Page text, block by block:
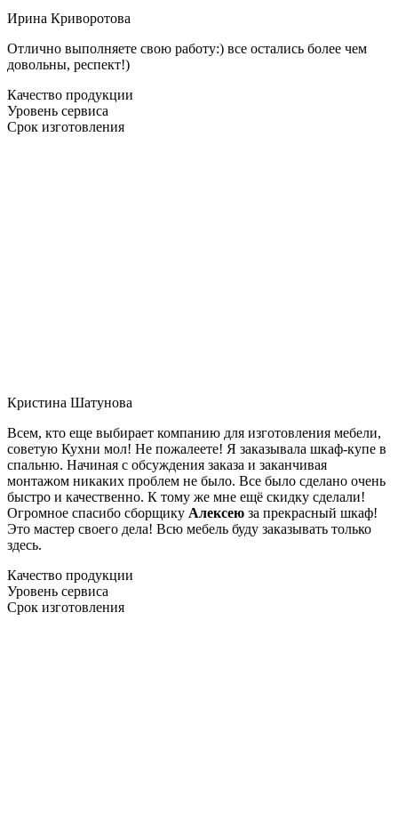
Ирина Криворотова
Отлично выполняете свою работу:) все остались более чем
довольны, респект!)
Качество продукции
Уровень сервиса
Срок изготовления
Кристина Шатунова
Всем, кто еще выбирает компанию для изготовления мебели,
советую Кухни мол! Не пожалеете! Я заказывала шкаф-купе в
спальню. Начиная с обсуждения заказа и заканчивая
монтажом никаких проблем не было. Все было сделано очень
быстро и качественно. К тому же мне ещё скидку сделали!
Огромное спасибо сборщику Алексею за прекрасный шкаф!
Это мастер своего дела! Всю мебель буду заказывать только
здесь.
Качество продукции
Уровень сервиса
Срок изготовления